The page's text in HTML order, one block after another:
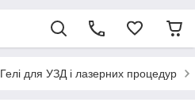
Гелі для УЗД і лазерних процедур